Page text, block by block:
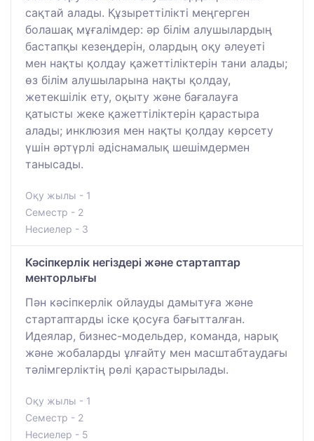
сақтай алады. Құзыреттілікті меңгерген
болашақ мұғалімдер: әр білім алушылардың
бастапқы кезеңдерін, олардың оқу әлеуеті
мен нақты қолдау қажеттіліктерін тани алады;
өз білім алушыларына нақты қолдау,
жетекшілік ету, оқыту және бағалауға
қатысты жеке қажеттіліктерін қарастыра
алады; инклюзия мен нақты қолдау көрсету
үшін әртүрлі әдіснамалық шешімдермен
танысады.
Оқу жылы - 1
Семестр - 2
Несиелер - 3
Кәсіпкерлік негіздері және стартаптар
менторлығы
Пән кәсіпкерлік ойлауды дамытуға және
стартаптарды іске қосуға бағытталған.
Идеялар, бизнес-модельдер, команда, нарық
және жобаларды ұлғайту мен масштабтаудағы
тәлімгерліктің рөлі қарастырылады.
Оқу жылы - 1
Семестр - 2
Несиелер - 5